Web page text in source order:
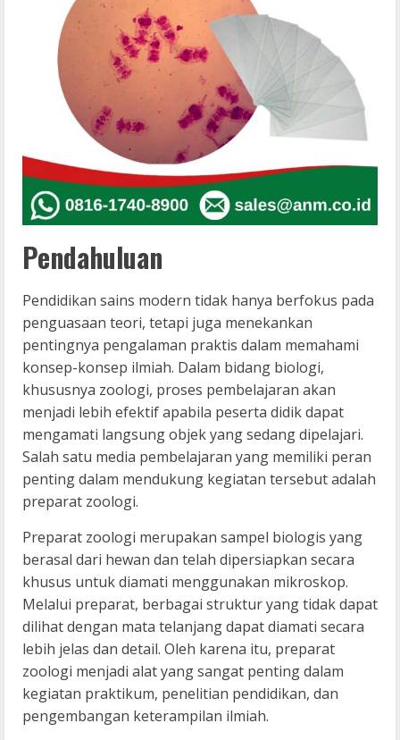
Pendahuluan
Pendidikan sains modern tidak hanya berfokus pada
penguasaan teori, tetapi juga menekankan
pentingnya pengalaman praktis dalam memahami
konsep-konsep ilmiah. Dalam bidang biologi,
khususnya zoologi, proses pembelajaran akan
menjadi lebih efektif apabila peserta didik dapat
mengamati langsung objek yang sedang dipelajari.
Salah satu media pembelajaran yang memiliki peran
penting dalam mendukung kegiatan tersebut adalah
preparat zoologi.
Preparat zoologi merupakan sampel biologis yang
berasal dari hewan dan telah dipersiapkan secara
khusus untuk diamati menggunakan mikroskop.
Melalui preparat, berbagai struktur yang tidak dapat
dilihat dengan mata telanjang dapat diamati secara
lebih jelas dan detail. Oleh karena itu, preparat
zoologi menjadi alat yang sangat penting dalam
kegiatan praktikum, penelitian pendidikan, dan
pengembangan keterampilan ilmiah.